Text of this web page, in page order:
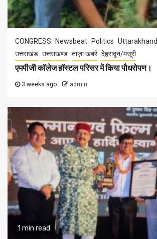
CONGRESS Newsbeat Politics Uttarakhand
उत्तराखंड उत्तराखण्ड ताज़ा ख़बरें देहरादून/मसूरी
एमपीजी कॉलेज हॉस्टल परिसर में किया पौधरोपण।
3 weeks ago admin
1 min read